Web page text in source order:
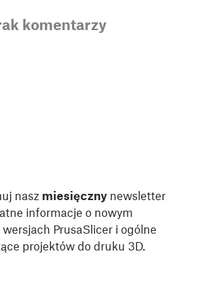
komentarzy
nasz miesięczny newsletter
informacje o nowym
PrusaSlicer i ogólne
projektów do druku 3D.